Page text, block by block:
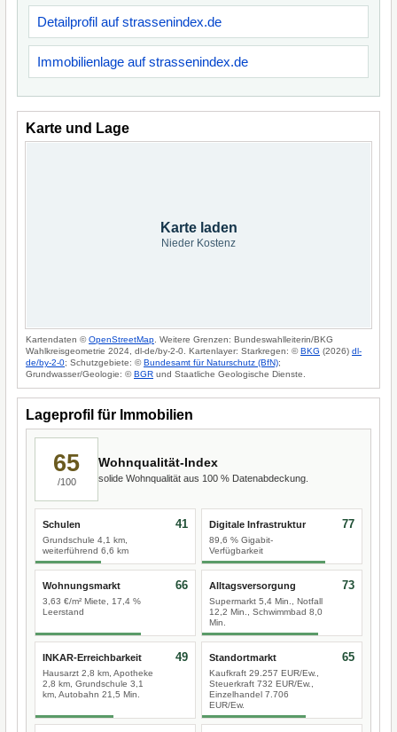
Detailprofil auf strassenindex.de
Immobilienlage auf strassenindex.de
Karte und Lage
Karte laden
Nieder Kostenz
Kartendaten ©OpenStreetMap . Weitere Grenzen: Bundeswahlleiterin/BKG
Wahlkreisgeometrie 2024, dl-de/by-2-0. Kartenlayer: Starkregen: ©BKG (2026) dl-
de/by-2-0; Schutzgebiete: ©Bundesamt für Naturschutz (BfN);
Grundwasser/Geologie: ©BGR und Staatliche Geologische Dienste.
Lageprofil für Immobilien
65
/100
Wohnqualität-Index
solide Wohnqualität aus 100 % Datenabdeckung.
Schulen
Grundschule 4,1 km,
weiterführend 6,6 km
41 Digitale Infrastruktur
89,6 % Gigabit-
Verfügbarkeit
77
Wohnungsmarkt
3,63 €/m² Miete, 17,4 %
Leerstand
66 Alltagsversorgung
Supermarkt 5,4 Min., Notfall
12,2 Min., Schwimmbad 8,0
Min.
73
INKAR-Erreichbarkeit
Hausarzt 2,8 km, Apotheke
2,8 km, Grundschule 3,1
km, Autobahn 21,5 Min.
49 Standortmarkt
Kaufkraft 29.257 EUR/Ew.,
Steuerkraft 732 EUR/Ew.,
Einzelhandel 7.706
EUR/Ew.
65